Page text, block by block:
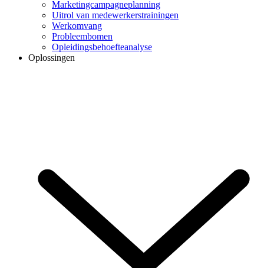
Marketingcampagneplanning
Uitrol van medewerkerstrainingen
Werkomvang
Probleembomen
Opleidingsbehoefteanalyse
Oplossingen